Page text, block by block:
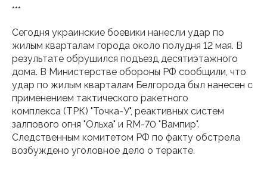
***
Сегодня украинские боевики нанесли удар по
жилым кварталам города около полудня 12 мая. В
результате обрушился подъезд десятиэтажного
дома. В Министерстве обороны РФ сообщили, что
удар по жилым кварталам Белгорода был нанесен с
применением тактического ракетного
комплекса (ТРК) "Точка-У", реактивных систем
залпового огня "Ольха" и RM-70 "Вампир".
Следственным комитетом РФ по факту обстрела
возбуждено уголовное дело о теракте.